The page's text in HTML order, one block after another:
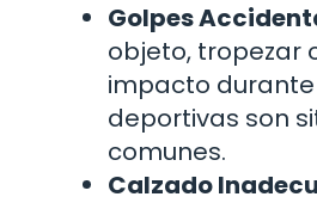
Golpes
objeto, tropezar
impacto
deportivas son
comunes.
Calzado